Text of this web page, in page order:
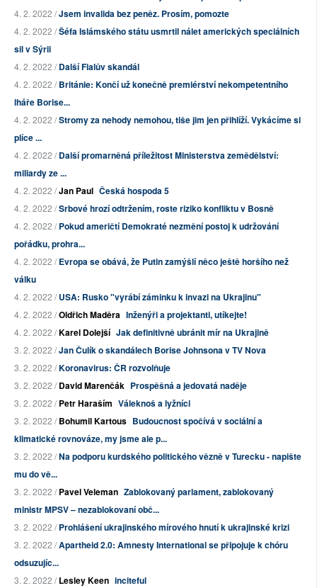
4. 2. 2022 /Jsem invalida bez peněz. Prosím, pomozte
4. 2. 2022 /Šéfa Islámského státu usmrtil nálet amerických speciálních
sil v Sýrii
4. 2. 2022 /Další Fialův skandál
4. 2. 2022 /Británie: Končí už konečně premiérství nekompetentního
lháře Borise...
4. 2. 2022 /Stromy za nehody nemohou, tiše jim jen přihlíží. Vykácíme si
plíce ...
4. 2. 2022 /Další promarněná příležitost Ministerstva zemědělství:
miliardy ze ...
4. 2. 2022 /Jan Paul Česká hospoda 5
4. 2. 2022 /Srbové hrozí odtržením, roste riziko konfliktu v Bosně
4. 2. 2022 /Pokud američtí Demokraté nezmění postoj k udržování
pořádku, prohra...
4. 2. 2022 /Evropa se obává, že Putin zamýšlí něco ještě horšího než
válku
4. 2. 2022 /USA: Rusko "vyrábí záminku k invazi na Ukrajinu"
4. 2. 2022 /Oldřich Maděra Inženýři a projektanti, utíkejte!
4. 2. 2022 /Karel Dolejší Jak definitivně ubránit mír na Ukrajině
3. 2. 2022 /Jan Čulík o skandálech Borise Johnsona v TV Nova
3. 2. 2022 /Koronavirus: ČR rozvolňuje
3. 2. 2022 /David Marenčák Prospěšná a jedovatá naděje
3. 2. 2022 /Petr Haraším Váleknoš a lyžníci
3. 2. 2022 /Bohumil Kartous Budoucnost spočívá v sociální a
klimatické rovnováze, my jsme ale p...
3. 2. 2022 /Na podporu kurdského politického vězně v Turecku - napište
mu do vě...
3. 2. 2022 /Pavel Veleman Zablokovaný parlament, zablokovaný
ministr MPSV – nezablokovaní obč...
3. 2. 2022 /Prohlášení ukrajinského mírového hnutí k ukrajinské krizi
3. 2. 2022 /Apartheid 2.0: Amnesty International se připojuje k chóru
odsuzujíc...
3. 2. 2022 /Lesley Keen inciteful